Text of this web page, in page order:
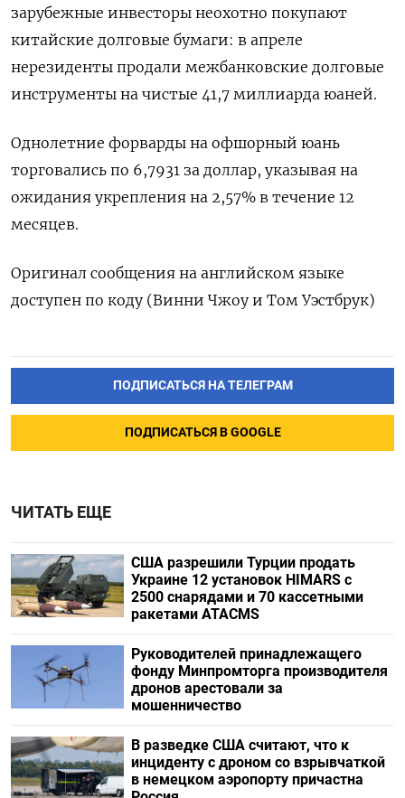
зарубежные инвесторы неохотно покупают
китайские долговые бумаги: в апреле
нерезиденты продали межбанковские долговые
инструменты на чистые 41,7 миллиарда юаней.
Однолетние форварды на офшорный юань
торговались по 6,7931 за доллар, указывая на
ожидания укрепления на 2,57% в течение 12
месяцев.
Оригинал сообщения на английском языке
доступен по коду (Винни Чжоу и Том Уэстбрук)
ПОДПИСАТЬСЯ НА ТЕЛЕГРАМ
ПОДПИСАТЬСЯ В GOOGLE
ЧИТАТЬ ЕЩЕ
США разрешили Турции продать
Украине 12 установок HIMARS с
2500 снарядами и 70 кассетными
ракетами ATACMS
Руководителей принадлежащего
фонду Минпромторга производителя
дронов арестовали за
мошенничество
В разведке США считают, что к
инциденту с дроном со взрывчаткой
в немецком аэропорту причастна